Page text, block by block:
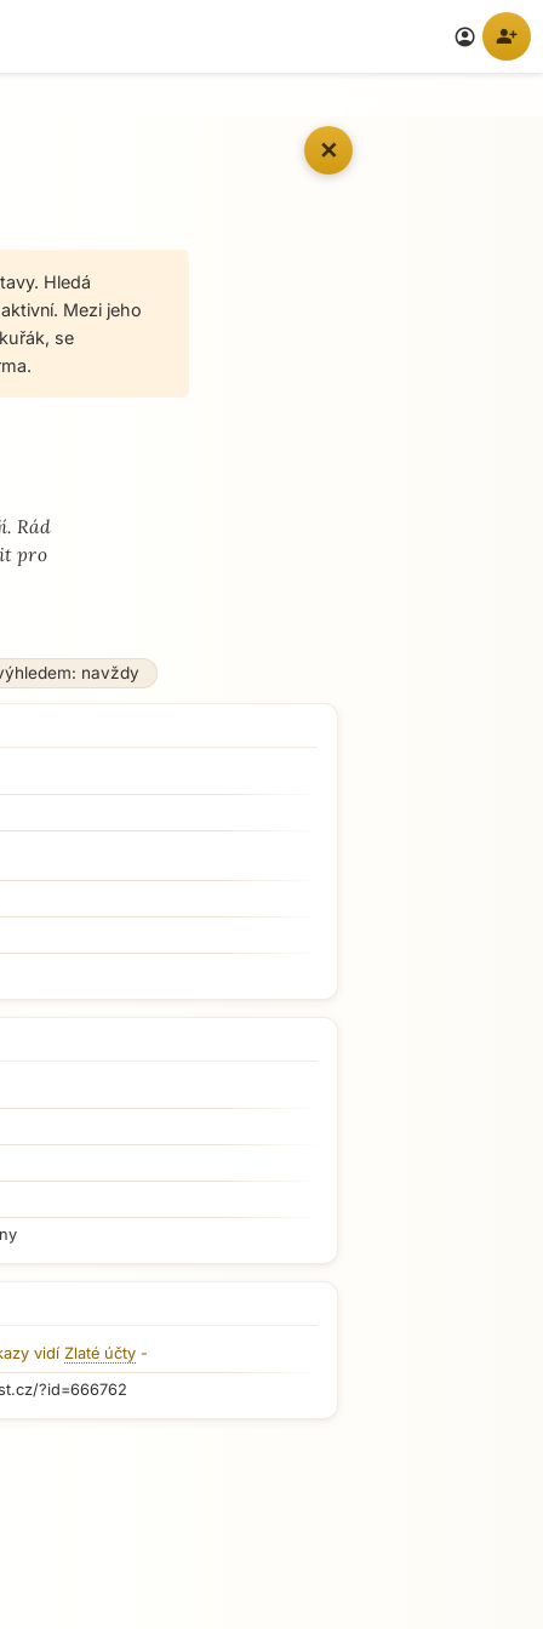
account_circle person_add
✕
Hledá
Mezi jeho
se
Rád
pro
navždy
vidí Zlaté účty -
?id=666762